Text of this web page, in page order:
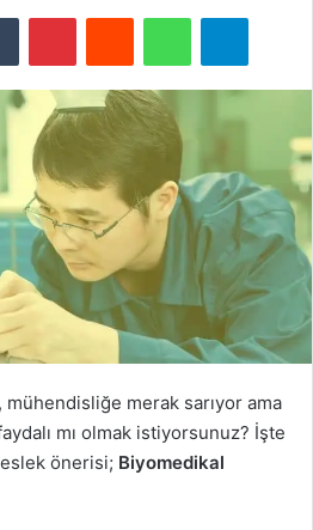
Tumblr PinterestReddit WhatsApp
merak sarıyor ama
mı olmak istiyorsunuz? İşte
önerisi; Biyomedikal